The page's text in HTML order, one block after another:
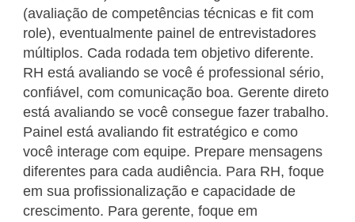
(avaliação de competências técnicas e fit com
role), eventualmente painel de entrevistadores
múltiplos. Cada rodada tem objetivo diferente.
RH está avaliando se você é professional sério,
confiável, com comunicação boa. Gerente direto
está avaliando se você consegue fazer trabalho.
Painel está avaliando fit estratégico e como
você interage com equipe. Prepare mensagens
diferentes para cada audiência. Para RH, foque
em sua profissionalização e capacidade de
crescimento. Para gerente, foque em